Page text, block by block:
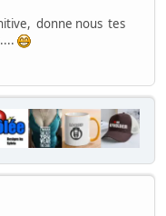
donne nous tes